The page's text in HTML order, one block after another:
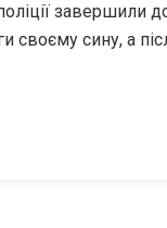
своєму сину, а